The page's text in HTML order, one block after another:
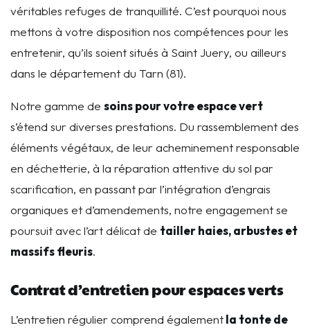
véritables refuges de tranquillité. C’est pourquoi nous
mettons à votre disposition nos compétences pour les
entretenir, qu’ils soient situés à Saint Juery, ou ailleurs
dans le département du Tarn (81).
Notre gamme de soins pour votre espace vert
s’étend sur diverses prestations. Du rassemblement des
éléments végétaux, de leur acheminement responsable
en déchetterie, à la réparation attentive du sol par
scarification, en passant par l’intégration d’engrais
organiques et d’amendements, notre engagement se
poursuit avec l’art délicat de tailler haies, arbustes et
massifs fleuris.
Contrat d’entretien pour espaces verts
L’entretien régulier comprend égalementla tonte de